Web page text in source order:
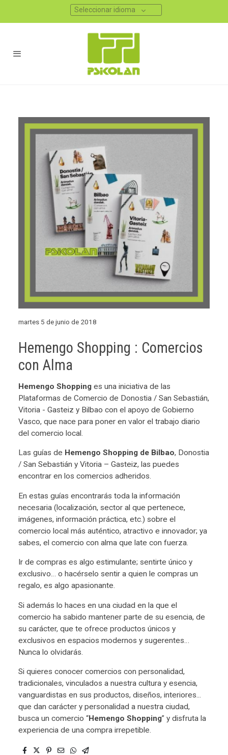
Seleccionar idioma
martes 5 de junio de 2018
Hemengo Shopping : Comercios
con Alma
Hemengo Shopping es una iniciativa de las
Plataformas de Comercio de Donostia / San Sebastián,
Vitoria - Gasteiz y Bilbao con el apoyo de Gobierno
Vasco, que nace para poner en valor el trabajo diario
del comercio local.
Las guías de Hemengo Shopping de Bilbao, Donostia
/ San Sebastián y Vitoria – Gasteiz, las puedes
encontrar en los comercios adheridos.
En estas guías encontrarás toda la información
necesaria (localización, sector al que pertenece,
imágenes, información práctica, etc.) sobre el
comercio local más auténtico, atractivo e innovador; ya
sabes, el comercio con alma que late con fuerza.
Ir de compras es algo estimulante; sentirte único y
exclusivo… o hacérselo sentir a quien le compras un
regalo, es algo apasionante.
Si además lo haces en una ciudad en la que el
comercio ha sabido mantener parte de su esencia, de
su carácter, que te ofrece productos únicos y
exclusivos en espacios modernos y sugerentes…
Nunca lo olvidarás.
Si quieres conocer comercios con personalidad,
tradicionales, vinculados a nuestra cultura y esencia,
vanguardistas en sus productos, diseños, interiores...
que dan carácter y personalidad a nuestra ciudad,
busca un comercio “Hemengo Shopping” y disfruta la
experiencia de una compra irrepetible.